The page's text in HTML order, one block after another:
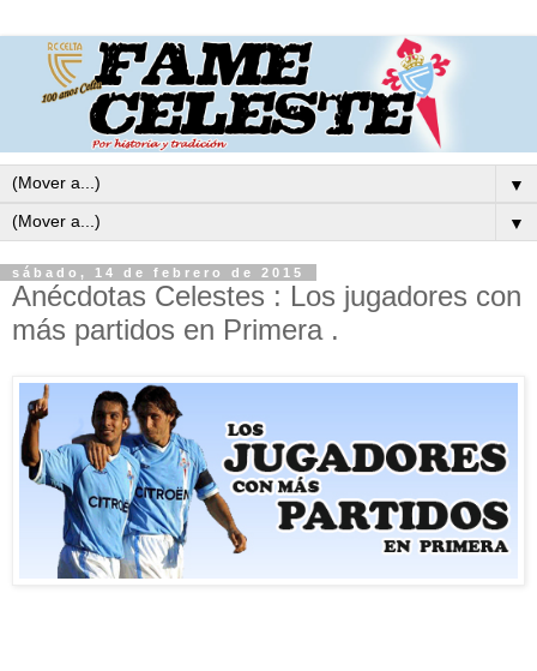
▼
▼
sábado, 14 de febrero de 2015
Anécdotas Celestes : Los jugadores con
más partidos en Primera .